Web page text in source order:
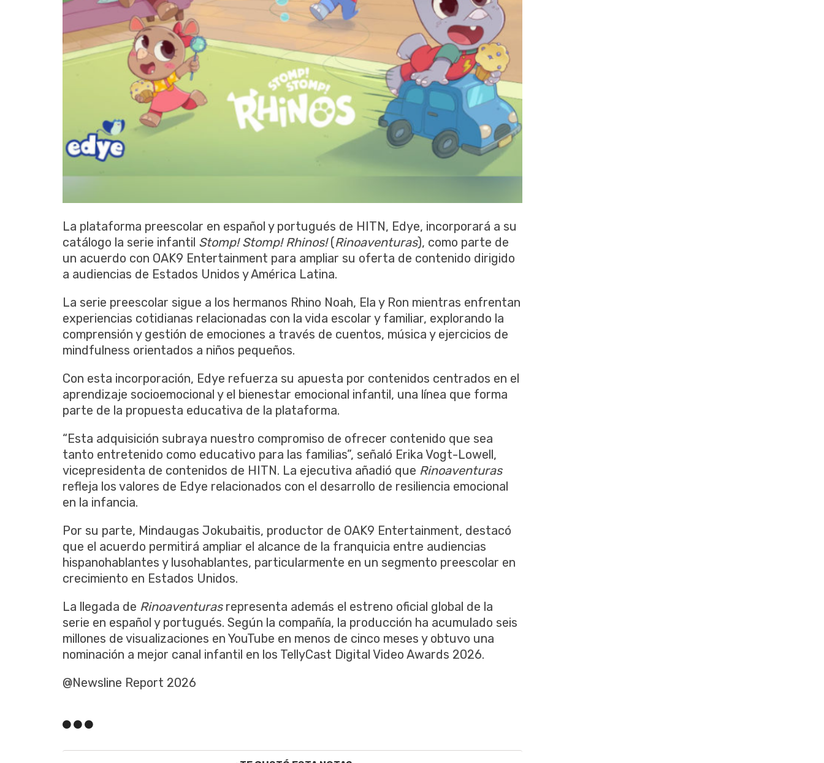
La plataforma preescolar en español y portugués de HITN, Edye, incorporará a su
catálogo la serie infantil Stomp! Stomp! Rhinos!(Rinoaventuras), como parte de
un acuerdo con OAK9 Entertainment para ampliar su oferta de contenido dirigido
a audiencias de Estados Unidos y América Latina.
La serie preescolar sigue a los hermanos Rhino Noah, Ela y Ron mientras enfrentan
experiencias cotidianas relacionadas con la vida escolar y familiar, explorando la
comprensión y gestión de emociones a través de cuentos, música y ejercicios de
mindfulness orientados a niños pequeños.
Con esta incorporación, Edye refuerza su apuesta por contenidos centrados en el
aprendizaje socioemocional y el bienestar emocional infantil, una línea que forma
parte de la propuesta educativa de la plataforma.
“Esta adquisición subraya nuestro compromiso de ofrecer contenido que sea
tanto entretenido como educativo para las familias”, señaló Erika Vogt-Lowell,
vicepresidenta de contenidos de HITN. La ejecutiva añadió que Rinoaventuras
refleja los valores de Edye relacionados con el desarrollo de resiliencia emocional
en la infancia.
Por su parte, Mindaugas Jokubaitis, productor de OAK9 Entertainment, destacó
que el acuerdo permitirá ampliar el alcance de la franquicia entre audiencias
hispanohablantes y lusohablantes, particularmente en un segmento preescolar en
crecimiento en Estados Unidos.
La llegada de Rinoaventurasrepresenta además el estreno oficial global de la
serie en español y portugués. Según la compañía, la producción ha acumulado seis
millones de visualizaciones en YouTube en menos de cinco meses y obtuvo una
nominación a mejor canal infantil en los TellyCast Digital Video Awards 2026.
@Newsline Report 2026